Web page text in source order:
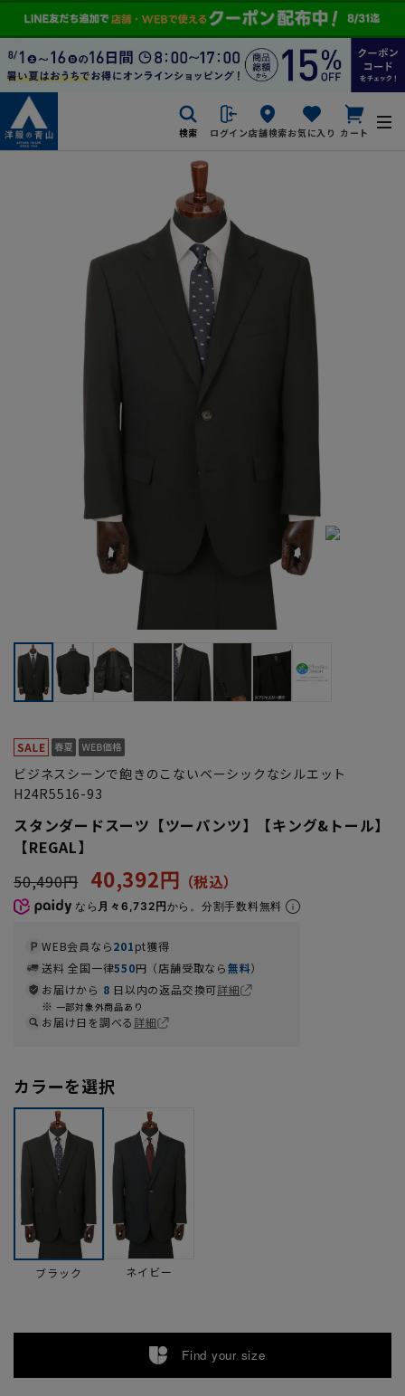
検索 ログイン店舗検索お気に入り カート
ビジネスシーンで飽きのこないベーシックなシルエット
H24R5516-93
スタンダードスーツ【ツーパンツ】【キング&トール】
【REGAL】
50,490円
40,392円
なら 月々6,732円から。分割手数料無料
WEB会員なら201pt獲得
送料 全国一律550円（店舗受取なら無料）
お届けから 8 日以内の返品交換可詳細
一部対象外商品あり
お届け日を調べる詳細
カラーを選択
ブラック ネイビー
Find your size